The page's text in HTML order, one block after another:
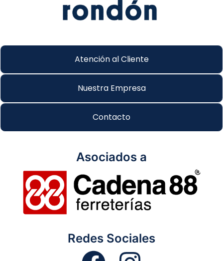
Atención al Cliente
Nuestra Empresa
Contacto
Asociados a
Redes Sociales